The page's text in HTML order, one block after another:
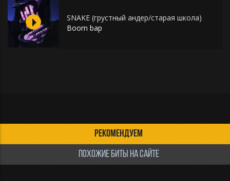
SNAKE (грустный андер/старая школа)
Boom bap
РЕКОМЕНДУЕМ
ПОХОЖИЕ БИТЫ НА САЙТЕ